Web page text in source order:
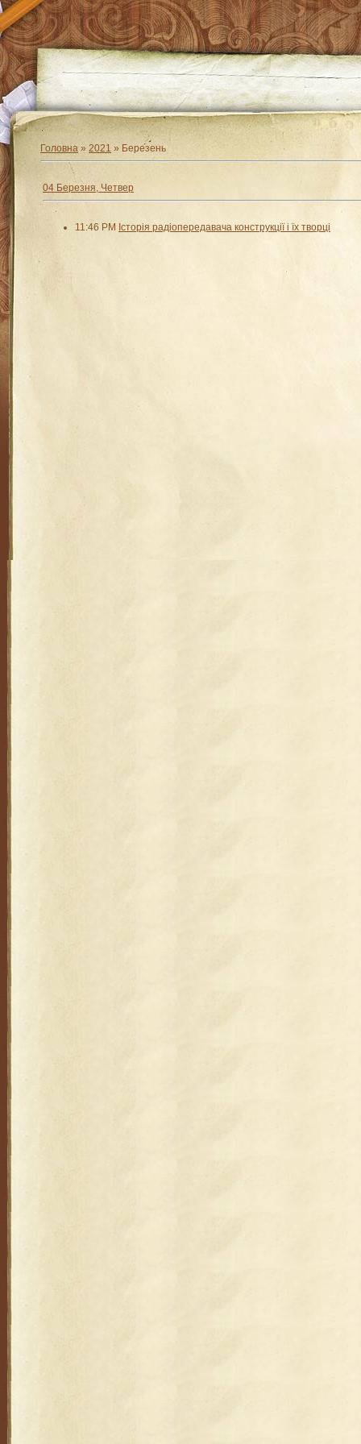
Головна » 2021 » Березень
04 Березня, Четвер
11:46 PM Історія радіопередавача конструкції і їх творці